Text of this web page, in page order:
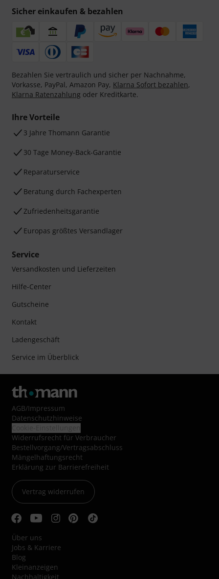
Sicher einkaufen & bezahlen
Bezahlen Sie vertraulich und sicher per Nachnahme,
Vorkasse, PayPal, Amazon Pay, Klarna Sofort bezahlen,
Klarna Ratenzahlung oder Kreditkarte.
Ihre Vorteile
3 Jahre Thomann Garantie
30 Tage Money-Back-Garantie
Reparaturservice
Beratung durch Fachexperten
Zufriedenheitsgarantie
Europas größtes Versandlager
Service
Versandkosten und Lieferzeiten
Hilfe-Center
Gutscheine
Kontakt
Ladengeschäft
Service im Überblick
AGB/Impressum
Datenschutzhinweise
Widerrufsrecht für Verbraucher
Bestellvorgang/Vertragsabschluss
Mängelhaftungsrecht
Erklärung zur Barrierefreiheit
Vertrag widerrufen
Über uns
Jobs & Karriere
Blog
Kleinanzeigen
Nachhaltigkeit